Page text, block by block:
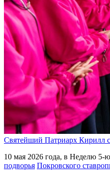
Святейший Патриарх Кирилл
10 мая 2026 года, в Неделю
подворья Покровского